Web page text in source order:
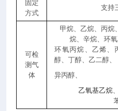
固定
方式
支持
可检
测气
体
甲烷、乙烷、丙烷
烷、辛烷、
环氧丙烷、乙烯、
醇、丁醇、乙二醇、
异丙醇、
乙氧基乙烷